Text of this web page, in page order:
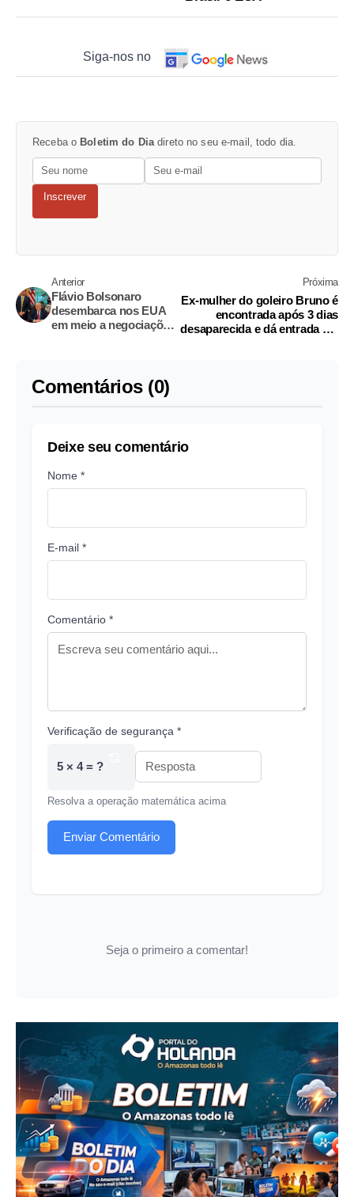
Siga-nos no
Receba o Boletim do Diadireto no seu e-mail, todo dia.
Inscrever
Anterior
Flávio Bolsonaro
desembarca nos EUA
em meio a negociações
Próxima
Ex-mulher do goleiro Bruno é
encontrada após 3 dias
desaparecida e dá entrada em
Comentários (0)
Deixe seu comentário
Nome *
E-mail *
Comentário *
Verificação de segurança *
5 × 4 = ?
Resolva a operação matemática acima
Enviar Comentário
Seja o primeiro a comentar!